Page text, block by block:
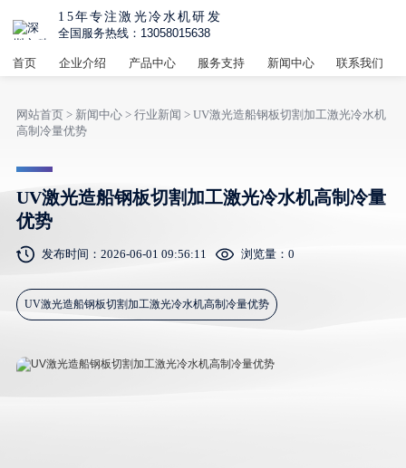
15年专注激光冷水机研发
全国服务热线：13058015638
首页 企业介绍 产品中心 服务支持 新闻中心 联系我们
网站首页> 新闻中心> 行业新闻 > UV激光造船钢板切割加工激光冷水机
高制冷量优势
UV激光造船钢板切割加工激光冷水机高制冷量
优势
发布时间：2026-06-01 09:56:11 浏览量： 0
UV激光造船钢板切割加工激光冷水机高制冷量优势